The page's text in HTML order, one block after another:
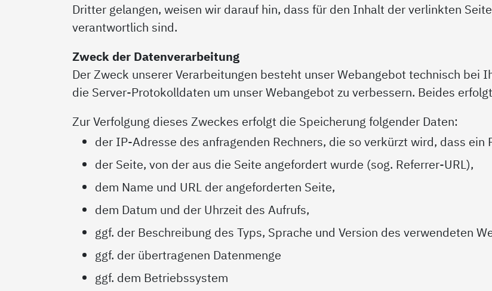
Dritter gelangen, weisen wir darauf hin, dass für den Inhalt der verlinkten
verantwortlich sind.
Zweck der Datenverarbeitung
Der Zweck unserer Verarbeitungen besteht unser Webangebot technisch bei
die Server-Protokolldaten um unser Webangebot zu verbessern. Beides
Zur Verfolgung dieses Zweckes erfolgt die Speicherung folgender Daten:
der IP-Adresse des anfragenden Rechners, die so verkürzt wird, dass
der Seite, von der aus die Seite angefordert wurde (sog. Referrer-URL),
dem Name und URL der angeforderten Seite,
dem Datum und der Uhrzeit des Aufrufs,
ggf. der Beschreibung des Typs, Sprache und Version des verwendeten
ggf. der übertragenen Datenmenge
ggf. dem Betriebssystem